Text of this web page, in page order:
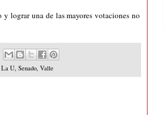
y lograr una de las mayores votaciones no
La U, Senado, Valle